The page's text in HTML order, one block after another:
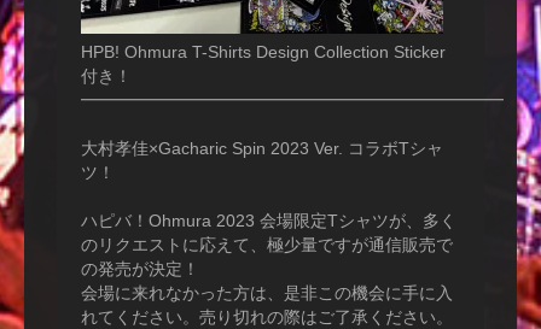
HPB! Ohmura T-Shirts Design Collection Sticker
付き！
━━━━━━━━━━━━━━━━━━━━━━━━━
大村孝佳×Gacharic Spin 2023 Ver. コラボTシャ
ツ！
ハピバ！Ohmura 2023 会場限定Tシャツが、多く
のリクエストに応えて、極少量ですが通信販売で
の発売が決定！
会場に来れなかった方は、是非この機会に手に入
れてください。売り切れの際はご了承ください。